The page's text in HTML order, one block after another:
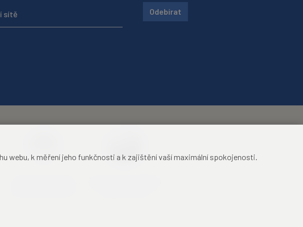
sítě Odebírat
webu, k měření jeho funkčnosti a k zajištění vaší maximální spokojenosti.